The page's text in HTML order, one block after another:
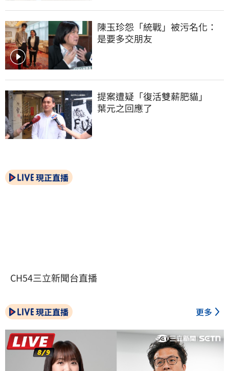
陳玉珍怨「統戰」被污名化：
是要多交朋友
提案遭疑「復活雙薪肥貓」
葉元之回應了
現正直播
CH54三立新聞台直播
現正直播 更多